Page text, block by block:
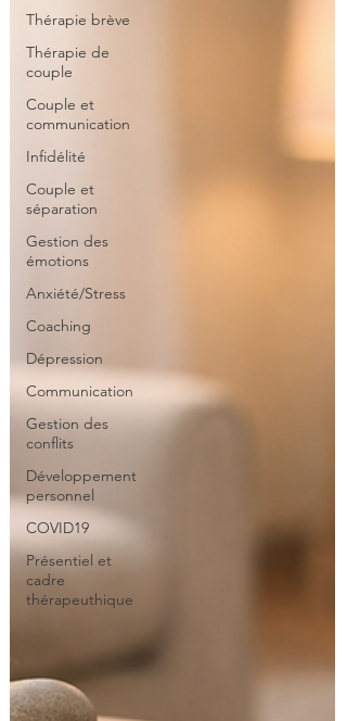
Thérapie brève
Thérapie de
couple
Couple et
communication
Infidélité
Couple et
séparation
Gestion des
émotions
Anxiété/Stress
Coaching
Dépression
Communication
Gestion des
conflits
Développement
personnel
COVID19
Présentiel et
cadre
thérapeuthique